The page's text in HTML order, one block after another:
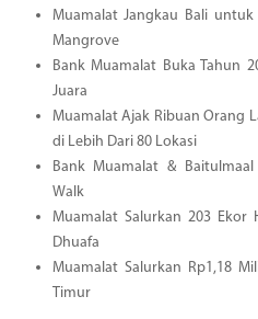
Muamalat Jangkau Bali
Mangrove
Bank Muamalat Buka Tahun
Juara
Muamalat Ajak Ribuan Orang
di Lebih Dari 80 Lokasi
Bank Muamalat &
Walk
Muamalat Salurkan 203 Ekor
Dhuafa
Muamalat Salurkan Rp1,18
Timur